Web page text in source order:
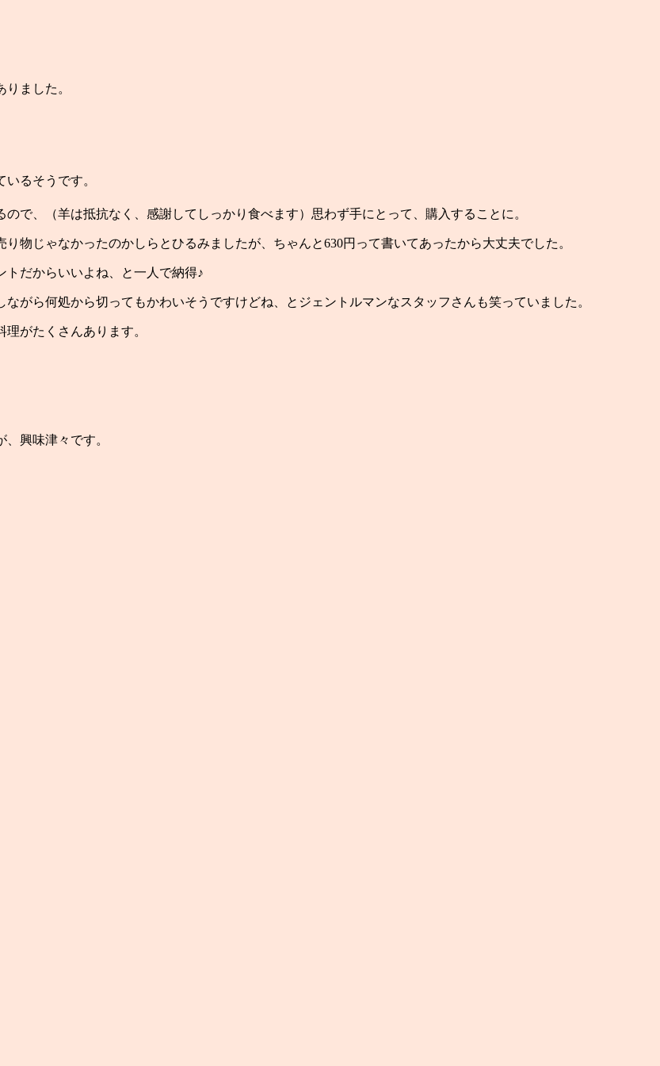
ました。
るそうです。
で、（羊は抵抗なく、感謝してしっかり食べます）思わず手にとって、購入することに。
物じゃなかったのかしらとひるみましたが、ちゃんと630円って書いてあったから大丈夫でした。
だからいいよね、と一人で納得♪
がら何処から切ってもかわいそうですけどね、とジェントルマンなスタッフさんも笑っていました。
がたくさんあります。
興味津々です。